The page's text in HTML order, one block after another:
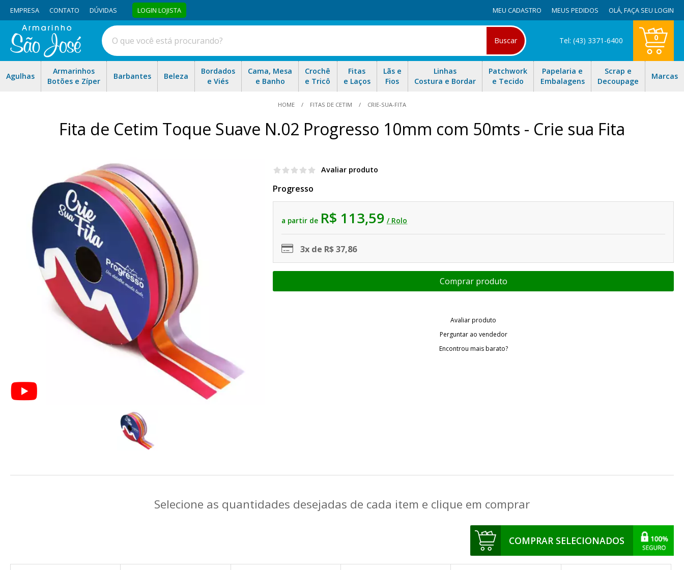
EMPRESA CONTATO DÚVIDAS LOGIN LOJISTA MEU CADASTRO MEUS PEDIDOS OLÁ,FAÇA SEU LOGIN
Buscar Tel: (43) 3371-6400 0
Agulhas
Armarinhos
Botões e Zíper
Barbantes Beleza
Bordados
e Viés
Cama, Mesa
e Banho
Crochê
e Tricô
Fitas
e Laços
Lãs e
Fios
Linhas
Costura e Bordar
Patchwork
e Tecido
Papelaria e
Embalagens
Scrap e
Decoupage
Marcas
HOME FITAS DE CETIM CRIE-SUA-FITA
Fita de Cetim Toque Suave N.02 Progresso 10mm com 50mts - Crie sua Fita
Avaliar produto
Progresso
a partir de R$ 113,59 / Rolo
3x de R$ 37,86
Avaliar produto
Perguntar ao vendedor
Encontrou mais barato?
Selecione as quantidades desejadas de cada item e clique em comprar
COMPRAR SELECIONADOS